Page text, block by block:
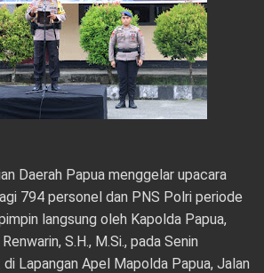
Daerah Papua menggelar upacara
794 personel dan PNS Polri periode
langsung oleh Kapolda Papua,
S.H., M.Si., pada Senin
Lapangan Apel Mapolda Papua, Jalan